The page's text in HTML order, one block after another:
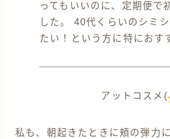
ってもいいのに、定期便で
した。 40代くらいのシミ
たい！という方に特におす
アットコスメ(
私も、朝起きたときに頬の弾力